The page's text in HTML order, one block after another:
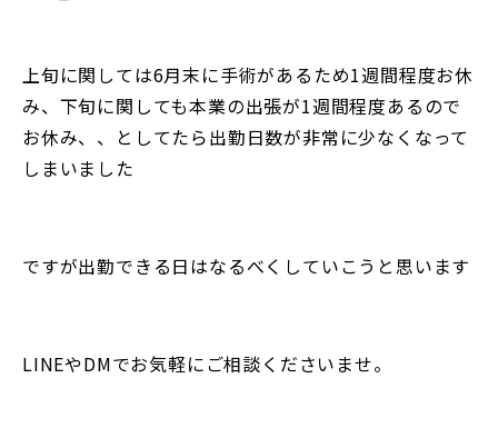
上旬に関しては6月末に手術があるため1週間程度お休
み、下旬に関しても本業の出張が1週間程度あるので
お休み、、としてたら出勤日数が非常に少なくなって
しまいました
ですが出勤できる日はなるべくしていこうと思います
LINEやDMでお気軽にご相談くださいませ。